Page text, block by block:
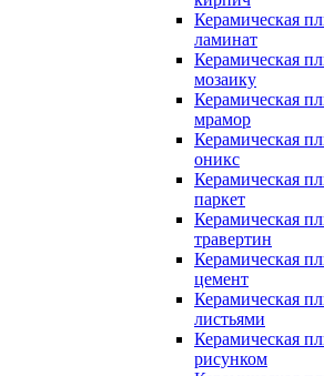
Керамическая
ламинат
Керамическая
мозаику
Керамическая
мрамор
Керамическая
оникс
Керамическая
паркет
Керамическая
травертин
Керамическая
цемент
Керамическая
листьями
Керамическая
рисунком